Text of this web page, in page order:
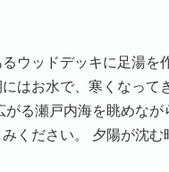
ウッドデッキに足湯を
はお水で、寒くなって
がる瀬戸内海を眺めな
ください。 夕陽が沈